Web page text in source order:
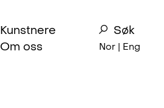
Kunstnere
Om oss
Søk
Nor | Eng